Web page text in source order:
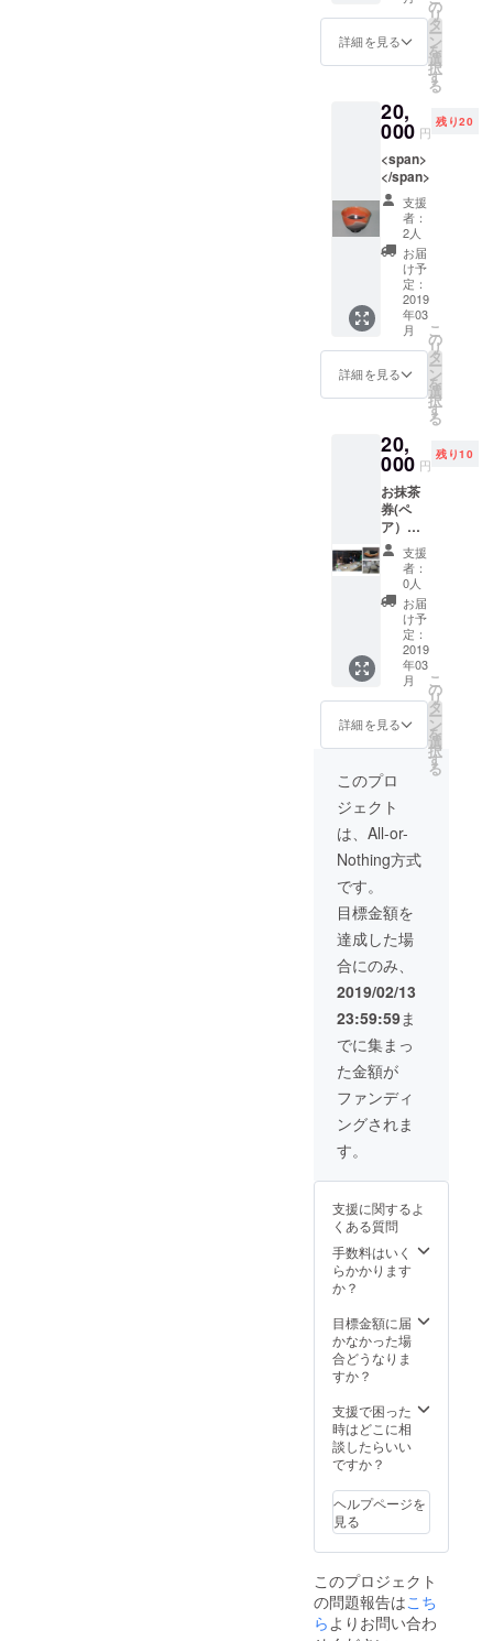
降を予
定して
いま
す。ご
ただい
た方に
個別に
ご連絡
させて
いただ
き、日
程調整
をさせ
ていた
だきま
す。
詳細を見る
の
リ
タ
ー
ン
を
選
択
す
る
20,
000 円
残り20
<span>
</span>
支援
者：
2人
お届
け予
定：
2019
年03
月
詳細を見る
こ
の
リ
タ
ー
ン
を
選
択
す
る
20,
000 円
残り10
お抹茶
券(ペ
ア）
は、
コー
ヒー・
ジェ
ラート
へ変更
も可能
です。
体験陶
芸は３
月末以
降を予
定して
いま
す。ご
支援い
ただい
た方に
個別に
いただ
き、日
程調整
をさせ
ていた
だきま
す。
支援
者：
0人
お届
け予
定：
2019
年03
月
詳細を見る
こ
の
リ
タ
ー
ン
を
選
択
す
る
このプロ
ジェクト
は、All-or-
Nothing方式
です。
目標金額を
達成した場
合にのみ、
2019/02/13
23:59:59ま
でに集まっ
た金額が
ファンディ
ングされま
す。
支援に関するよ
くある質問
手数料はいく
らかかります
か？
目標金額に届
かなかった場
合どうなりま
すか？
支援で困った
時はどこに相
談したらいい
ですか？
ヘルプページを
見る
このプロジェクト
の問題報告はこち
ら よりお問い合わ